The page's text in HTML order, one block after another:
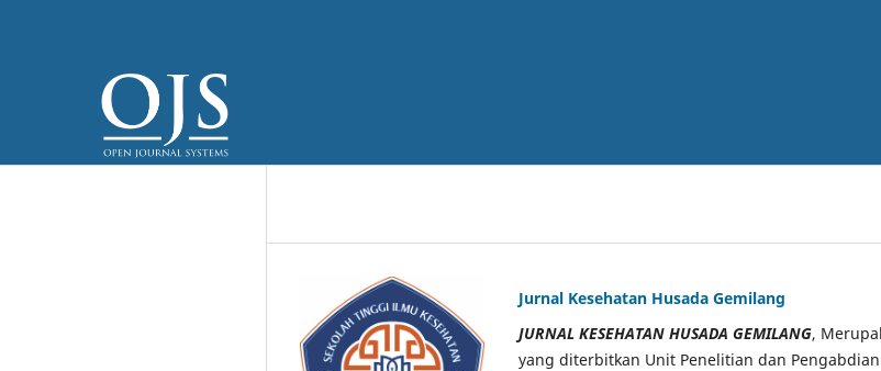
Jurnal Kesehatan Husada Gemilang
JURNAL KESEHATAN HUSADA GEMILANG,
yang diterbitkan Unit Penelitian dan